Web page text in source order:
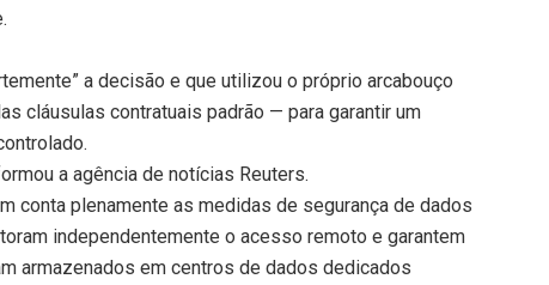
a decisão e que utilizou o próprio arcabouço
cláusulas contratuais padrão — para garantir um
a agência de notícias Reuters.
conta plenamente as medidas de segurança de dados
independentemente o acesso remoto e garantem
armazenados em centros de dados dedicados